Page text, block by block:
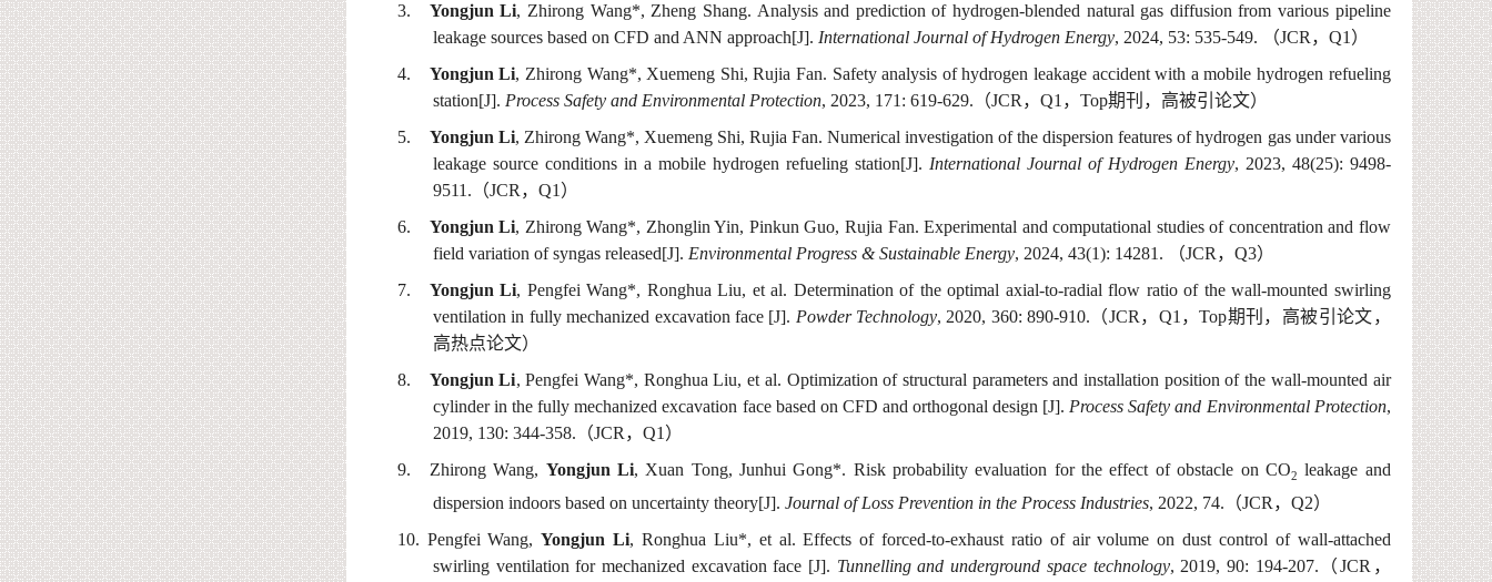
3. Yongjun Li, Zhirong Wang*, Zheng Shang. Analysis and prediction of hydrogen-blended natural gas diffusion from various pipeline
leakage sources based on CFD and ANN approach[J]. International Journal of Hydrogen Energy, 2024, 53: 535-549. （JCR ，Q1 ）
4. Yongjun Li, Zhirong Wang*, Xuemeng Shi,Rujia Fan. Safety analysis of hydrogen leakage accident with a mobile hydrogen refueling
station[J]. Process Safety and Environmental Protection, 2023, 171: 619-629. （JCR ，Q1 ，Top期刊，高被引论文）
5. Yongjun Li, ZhirongWang*, XuemengShi,Rujia Fan. Numerical investigation of the dispersion features of hydrogen gas under various
leakage source conditions in a mobile hydrogen refueling station[J]. International Journal of Hydrogen Energy, 2023, 48(25): 9498-
9511. （JCR ，Q1 ）
6. Yongjun Li, ZhirongWang*, Zhonglin Yin, Pinkun Guo, Rujia Fan.Experimental and computational studies of concentration and flow
field variation of syngas released[J]. Environmental Progress & Sustainable Energy, 2024, 43(1): 14281. （JCR ，Q3）
7. Yongjun Li, Pengfei Wang*, Ronghua Liu, et al. Determination of the optimal axial-to-radial flow ratio of the wall-mounted swirling
ventilation in fully mechanized excavation face [J]. Powder Technology, 2020, 360: 890-910. （JCR ， Q1 ，Top期刊， 高被引论文，
高热点论文）
8. Yongjun Li,Pengfei Wang*, Ronghua Liu, et al. Optimization of structural parameters and installation position of the wall-mounted air
cylinder in the fully mechanized excavation face based on CFD and orthogonal design [J]. Process Safety and Environmental Protection,
2019, 130: 344-358. （JCR ，Q1 ）
9. ZhirongWang, Yongjun Li, Xuan Tong, Junhui Gong*. Risk probability evaluation for the effect of obstacle on CO2
leakage and
dispersion indoors based on uncertainty theory[J].Journal of Loss Prevention in the Process Industries, 2022, 74. （JCR ，Q2）
10. Pengfei Wang,Yongjun Li, Ronghua Liu*, et al. Effects of forced-to-exhaust ratio of air volume on dust control of wall-attached
swirling ventilation for mechanized excavation face [J]. Tunnellingand underground space technology, 2019, 90: 194-207. （JCR ，